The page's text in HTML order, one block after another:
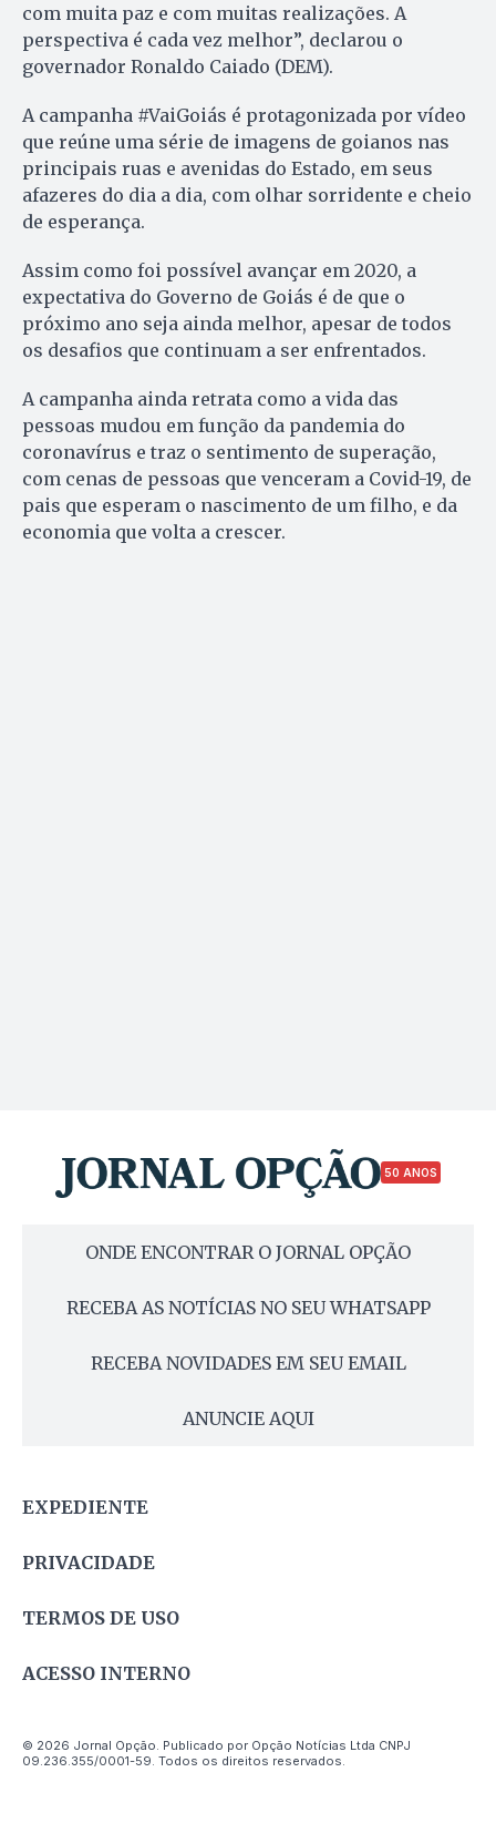
com muita paz e com muitas realizações. A
perspectiva é cada vez melhor”, declarou o
governador Ronaldo Caiado (DEM).
A campanha #VaiGoiás é protagonizada por vídeo
que reúne uma série de imagens de goianos nas
principais ruas e avenidas do Estado, em seus
afazeres do dia a dia, com olhar sorridente e cheio
de esperança.
Assim como foi possível avançar em 2020, a
expectativa do Governo de Goiás é de que o
próximo ano seja ainda melhor, apesar de todos
os desafios que continuam a ser enfrentados.
A campanha ainda retrata como a vida das
pessoas mudou em função da pandemia do
coronavírus e traz o sentimento de superação,
com cenas de pessoas que venceram a Covid-19, de
pais que esperam o nascimento de um filho, e da
economia que volta a crescer.
50 ANOS
ONDE ENCONTRAR O JORNAL OPÇÃO
RECEBA AS NOTÍCIAS NO SEU WHATSAPP
RECEBA NOVIDADES EM SEU EMAIL
ANUNCIE AQUI
EXPEDIENTE
PRIVACIDADE
TERMOS DE USO
ACESSO INTERNO
© 2026 Jornal Opção. Publicado por Opção Notícias Ltda CNPJ
09.236.355/0001-59. Todos os direitos reservados.